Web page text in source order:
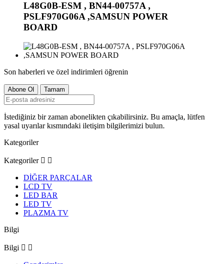
L48G0B-ESM , BN44-00757A ,
PSLF970G06A ,SAMSUN POWER
BOARD
Son haberleri ve özel indirimleri öğrenin
İstediğiniz bir zaman abonelikten çıkabilirsiniz. Bu amaçla, lütfen
yasal uyarılar kısmındaki iletişim bilgilerimizi bulun.
Kategoriler
Kategoriler  
DİĞER PARÇALAR
LCD TV
LED BAR
LED TV
PLAZMA TV
Bilgi
Bilgi  